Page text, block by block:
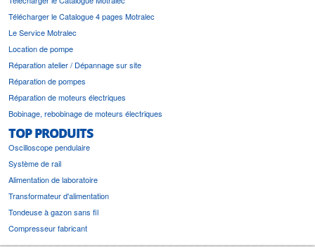
Télécharger le Catalogue 4 pages Motralec
Le Service Motralec
Location de pompe
Réparation atelier / Dépannage sur site
Réparation de pompes
Réparation de moteurs électriques
Bobinage, rebobinage de moteurs électriques
TOP PRODUITS
Oscilloscope pendulaire
Système de rail
Alimentation de laboratoire
Transformateur d'alimentation
Tondeuse à gazon sans fil
Compresseur fabricant